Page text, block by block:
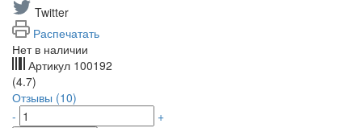
Twitter
Распечатать
Нет в наличии
Артикул 100192
(4.7)
Отзывы (10)
-
+